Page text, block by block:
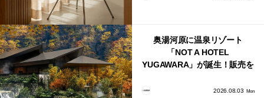
奥湯河原に温泉リゾート
「NOT A HOTEL
YUGAWARA」が誕生！販売を
2026.08.03 Mon